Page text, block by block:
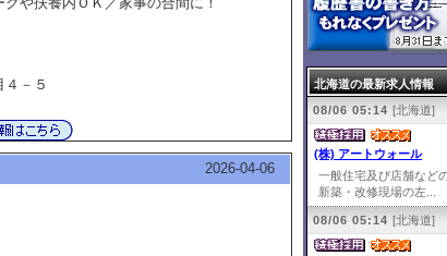
－５
2026-04-06
北海道の最新求人情報
08/06 05:14 [北海道]
(株) アートウォール
一般住宅及び店舗など
新築・改修現場の左...
08/06 05:14 [北海道]